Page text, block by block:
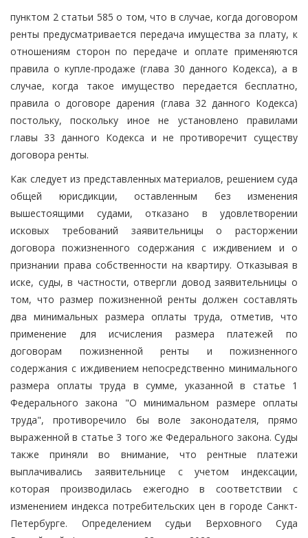
пунктом 2 статьи 585 о том, что в случае, когда договором
ренты предусматривается передача имущества за плату, к
отношениям сторон по передаче и оплате применяются
правила о купле-продаже (глава 30 данного Кодекса), а в
случае, когда такое имущество передается бесплатно,
правила о договоре дарения (глава 32 данного Кодекса)
постольку, поскольку иное не установлено правилами
главы 33 данного Кодекса и не противоречит существу
договора ренты.
Как следует из представленных материалов, решением суда
общей юрисдикции, оставленным без изменения
вышестоящими судами, отказано в удовлетворении
исковых требований заявительницы о расторжении
договора пожизненного содержания с иждивением и о
признании права собственности на квартиру. Отказывая в
иске, суды, в частности, отвергли довод заявительницы о
том, что размер пожизненной ренты должен составлять
два минимальных размера оплаты труда, отметив, что
применение для исчисления размера платежей по
договорам пожизненной ренты и пожизненного
содержания с иждивением непосредственно минимального
размера оплаты труда в сумме, указанной в статье 1
Федерального закона "О минимальном размере оплаты
труда", противоречило бы воле законодателя, прямо
выраженной в статье 3 того же Федерального закона. Суды
также приняли во внимание, что рентные платежи
выплачивались заявительнице с учетом индексации,
которая производилась ежегодно в соответствии с
изменением индекса потребительских цен в городе Санкт-
Петербурге. Определением судьи Верховного Суда